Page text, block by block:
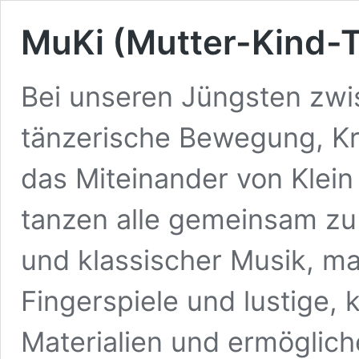
MuKi (Mutter-Kind-
Bei unseren Jüngsten
tänzerische Bewegung,
das Miteinander von
tanzen alle gemeinsam
und klassischer Musik,
Fingerspiele und lustige,
Materialien und